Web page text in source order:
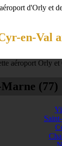
d'Orly et
en-Val
aéroport Orly
(77)